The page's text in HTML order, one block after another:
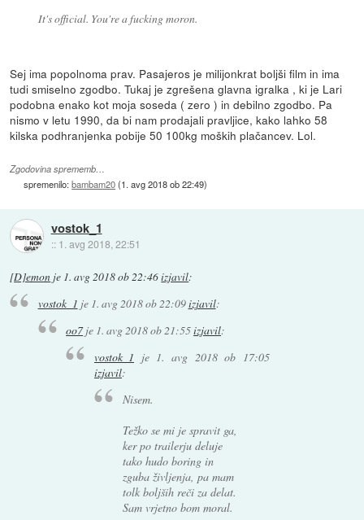
It's official. You're a fucking moron.
Sej ima popolnoma prav. Pasajeros je milijonkrat boljši film in ima
tudi smiselno zgodbo. Tukaj je zgrešena glavna igralka , ki je Lari
podobna enako kot moja soseda ( zero ) in debilno zgodbo. Pa
nismo v letu 1990, da bi nam prodajali pravljice, kako lahko 58
kilska podhranjenka pobije 50 100kg moških plačancev. Lol.
Zgodovina sprememb…
spremenilo:bambam20(1. avg 2018 ob 22:49)
vostok_1
:: 1. avg 2018, 22:51
[D]emon je 1. avg 2018 ob 22:46izjavil:
vostok_1 je 1. avg 2018 ob 22:09izjavil:
oo7je 1. avg 2018 ob 21:55izjavil:
vostok_1 je 1. avg 2018 ob 17:05
izjavil:
Nisem.
Težko se mi je spravit ga,
ker po trailerju deluje
tako hudo boring in
zguba življenja, pa mam
tolk boljših reči za delat.
Sam vrjetno bom moral.